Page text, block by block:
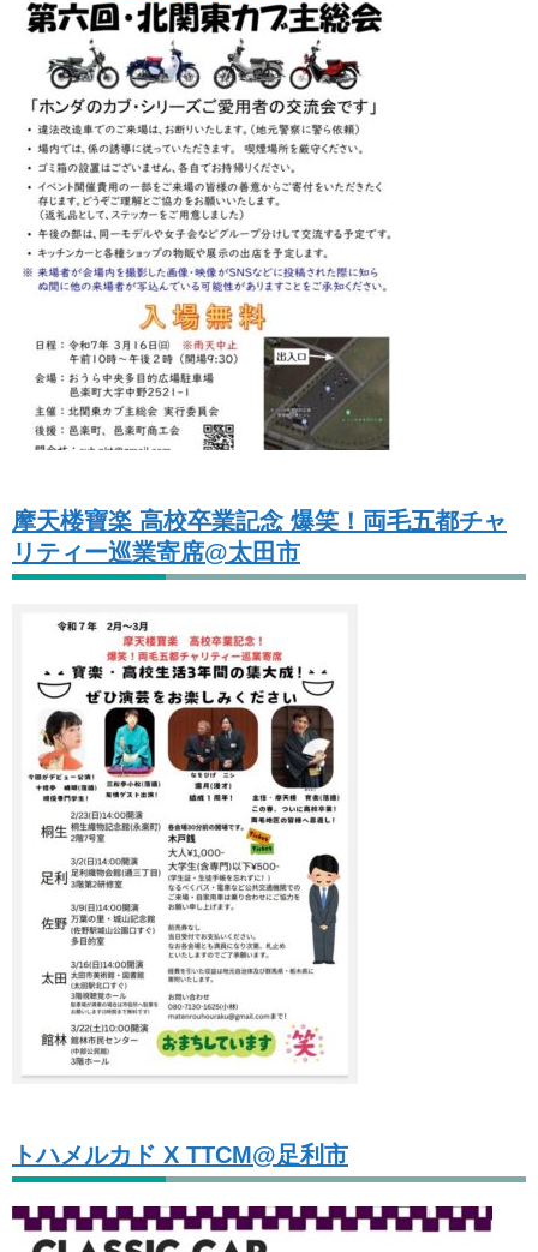
摩天楼寶楽 高校卒業記念 爆笑！両毛五都チャ
リティー巡業寄席@太田市
トハメルカド X TTCM@足利市